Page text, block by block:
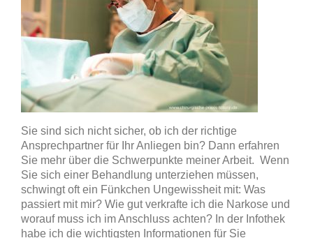
Sie sind sich nicht sicher, ob ich der richtige
Ansprechpartner für Ihr Anliegen bin? Dann erfahren
Sie mehr über die Schwerpunkte meiner Arbeit. Wenn
Sie sich einer Behandlung unterziehen müssen,
schwingt oft ein Fünkchen Ungewissheit mit: Was
passiert mit mir? Wie gut verkrafte ich die Narkose und
worauf muss ich im Anschluss achten? In der Infothek
habe ich die wichtigsten Informationen für Sie